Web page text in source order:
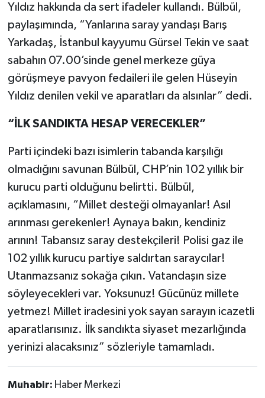
Yıldız hakkında da sert ifadeler kullandı. Bülbül,
paylaşımında, “Yanlarına saray yandaşı Barış
Yarkadaş, İstanbul kayyumu Gürsel Tekin ve saat
sabahın 07.00’sinde genel merkeze güya
görüşmeye pavyon fedaileri ile gelen Hüseyin
Yıldız denilen vekil ve aparatları da alsınlar” dedi.
“İLK SANDIKTA HESAP VERECEKLER”
Parti içindeki bazı isimlerin tabanda karşılığı
olmadığını savunan Bülbül, CHP’nin 102 yıllık bir
kurucu parti olduğunu belirtti. Bülbül,
açıklamasını, “Millet desteği olmayanlar! Asıl
arınması gerekenler! Aynaya bakın, kendiniz
arının! Tabansız saray destekçileri! Polisi gaz ile
102 yıllık kurucu partiye saldırtan saraycılar!
Utanmazsanız sokağa çıkın. Vatandaşın size
söyleyecekleri var. Yoksunuz! Gücünüz millete
yetmez! Millet iradesini yok sayan sarayın icazetli
aparatlarısınız. İlk sandıkta siyaset mezarlığında
yerinizi alacaksınız” sözleriyle tamamladı.
Muhabir: Haber Merkezi